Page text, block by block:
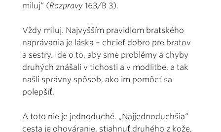
miluj“ (Rozpravy 163/B 3).
Vždy miluj. Najvyšším pravidlom bratského
naprávania je láska – chcieť dobro pre bratov
a sestry. Ide o to, aby sme problémy a chyby
druhých znášali v tichosti a v modlitbe, a tak
našli správny spôsob, ako im pomôcť sa
polepšiť.
A toto nie je jednoduché. „Najjednoduchšia“
cesta je ohováranie, stiahnuť druhého z kože,